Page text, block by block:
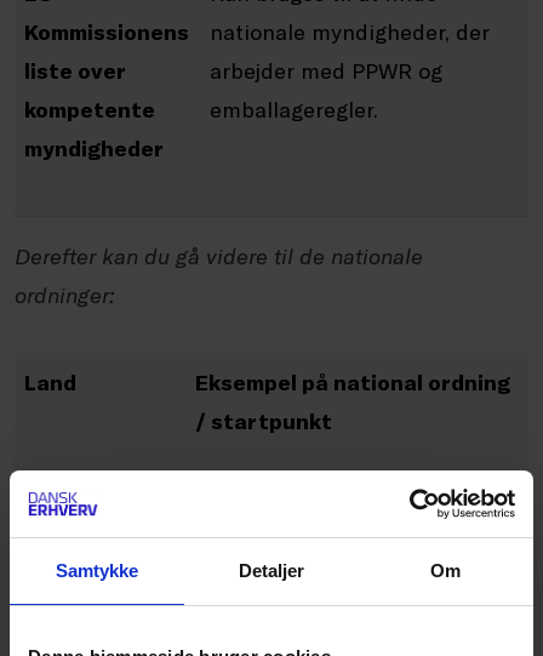
Samtykke Detaljer Om
Kommissionens
liste over
kompetente
myndigheder
nationale myndigheder, der
arbejder med PPWR og
emballageregler.
Derefter kan du gå videre til de nationale
ordninger:
Land
Eksempel på national ordning
/ startpunkt
Danmark Miljøstyrelsen om emballage,
VANA og